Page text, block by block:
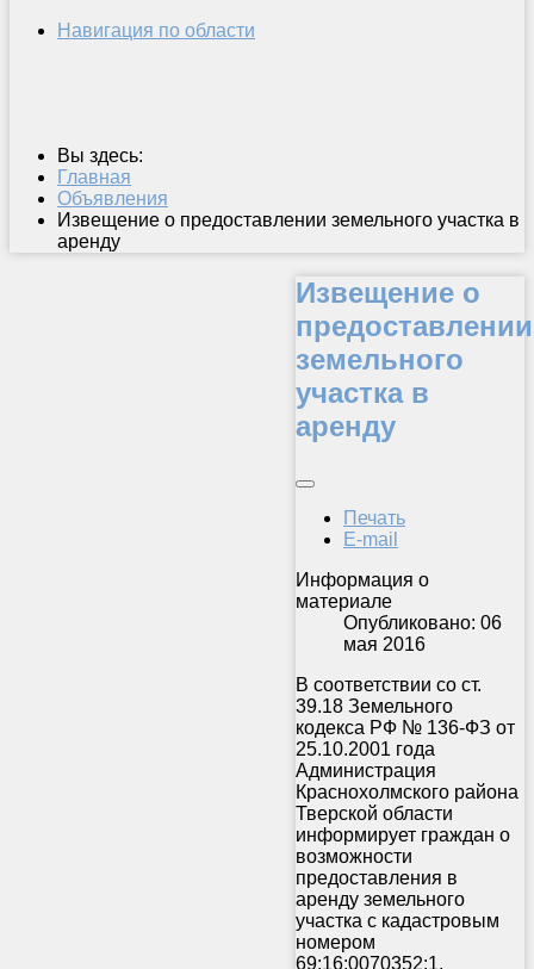
Навигация по области
Вы здесь:
Главная
Объявления
Извещение о предоставлении земельного участка в
аренду
Извещение о
предоставлении
земельного
участка в
аренду
Печать
E-mail
Информация о
материале
Опубликовано: 06
мая 2016
В соответствии со ст.
39.18 Земельного
кодекса РФ № 136-ФЗ от
25.10.2001 года
Администрация
Краснохолмского района
Тверской области
информирует граждан о
возможности
предоставления в
аренду земельного
участка с кадастровым
номером
69:16:0070352:1,